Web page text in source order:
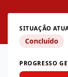
SITUAÇÃO
Concluído
PROGRESSO